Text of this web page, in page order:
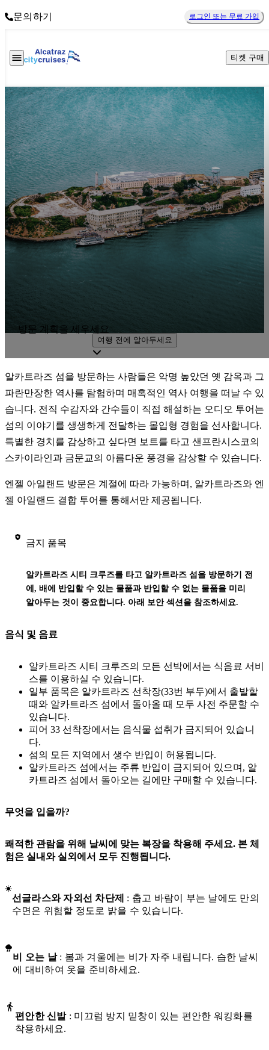
문의하기 로그인 또는 무료 가입
티켓 구매
방문 계획을 세우세요
여행 전에 알아두세요
알카트라즈 섬을 방문하는 사람들은 악명 높았던 옛 감옥과 그
파란만장한 역사를 탐험하며 매혹적인 역사 여행을 떠날 수 있
습니다. 전직 수감자와 간수들이 직접 해설하는 오디오 투어는
섬의 이야기를 생생하게 전달하는 몰입형 경험을 선사합니다.
특별한 경치를 감상하고 싶다면 보트를 타고 샌프란시스코의
스카이라인과 금문교의 아름다운 풍경을 감상할 수 있습니다.
엔젤 아일랜드 방문은 계절에 따라 가능하며, 알카트라즈와 엔
젤 아일랜드 결합 투어를 통해서만 제공됩니다.
금지 품목
알카트라즈 시티 크루즈를 타고 알카트라즈 섬을 방문하기 전
에, 배에 반입할 수 있는 물품과 반입할 수 없는 물품을 미리
알아두는 것이 중요합니다. 아래 보안 섹션을 참조하세요.
음식 및 음료
알카트라즈 시티 크루즈의 모든 선박에서는 식음료 서비
스를 이용하실 수 있습니다.
일부 품목은 알카트라즈 선착장(33번 부두)에서 출발할
때와 알카트라즈 섬에서 돌아올 때 모두 사전 주문할 수
있습니다.
피어 33 선착장에서는 음식물 섭취가 금지되어 있습니
다.
섬의 모든 지역에서 생수 반입이 허용됩니다.
알카트라즈 섬에서는 주류 반입이 금지되어 있으며, 알
카트라즈 섬에서 돌아오는 길에만 구매할 수 있습니다.
무엇을 입을까?
쾌적한 관람을 위해 날씨에 맞는 복장을 착용해 주세요. 본 체
험은 실내와 실외에서 모두 진행됩니다.
선글라스와 자외선 차단제
: 춥고 바람이 부는 날에도 만의
수면은 위험할 정도로 밝을 수 있습니다.
비 오는 날: 봄과 겨울에는 비가 자주 내립니다. 습한 날씨
에 대비하여 옷을 준비하세요.
편안한 신발: 미끄럼 방지 밑창이 있는 편안한 워킹화를
착용하세요.